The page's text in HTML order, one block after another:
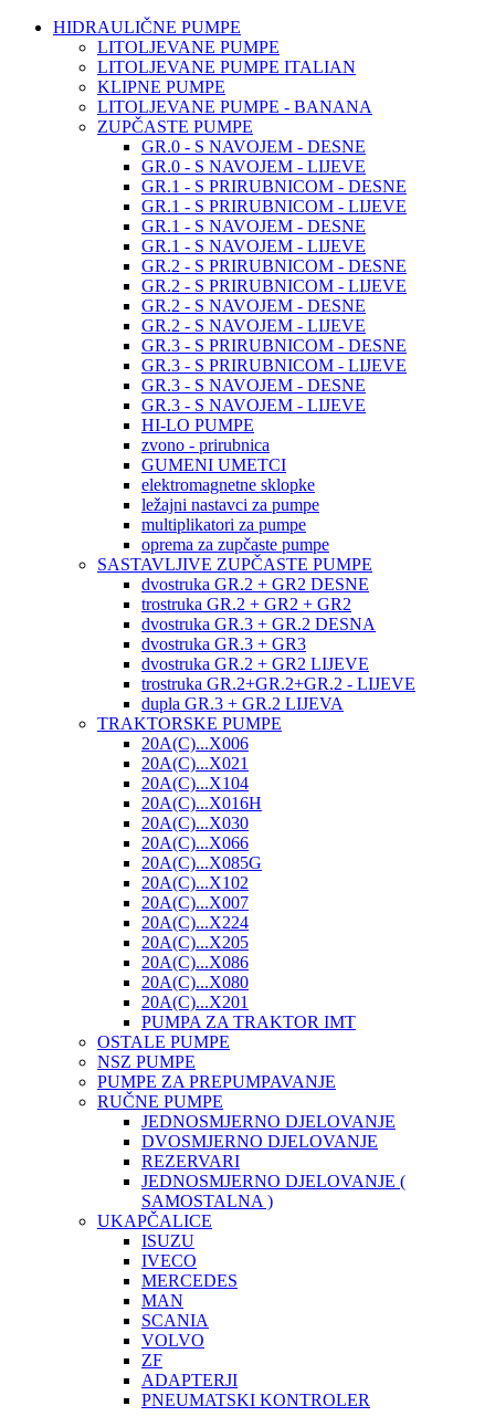
HIDRAULIČNE PUMPE
LITOLJEVANE PUMPE
LITOLJEVANE PUMPE ITALIAN
KLIPNE PUMPE
LITOLJEVANE PUMPE - BANANA
ZUPČASTE PUMPE
GR.0 - S NAVOJEM - DESNE
GR.0 - S NAVOJEM - LIJEVE
GR.1 - S PRIRUBNICOM - DESNE
GR.1 - S PRIRUBNICOM - LIJEVE
GR.1 - S NAVOJEM - DESNE
GR.1 - S NAVOJEM - LIJEVE
GR.2 - S PRIRUBNICOM - DESNE
GR.2 - S PRIRUBNICOM - LIJEVE
GR.2 - S NAVOJEM - DESNE
GR.2 - S NAVOJEM - LIJEVE
GR.3 - S PRIRUBNICOM - DESNE
GR.3 - S PRIRUBNICOM - LIJEVE
GR.3 - S NAVOJEM - DESNE
GR.3 - S NAVOJEM - LIJEVE
HI-LO PUMPE
zvono - prirubnica
GUMENI UMETCI
elektromagnetne sklopke
ležajni nastavci za pumpe
multiplikatori za pumpe
oprema za zupčaste pumpe
SASTAVLJIVE ZUPČASTE PUMPE
dvostruka GR.2 + GR2 DESNE
trostruka GR.2 + GR2 + GR2
dvostruka GR.3 + GR.2 DESNA
dvostruka GR.3 + GR3
dvostruka GR.2 + GR2 LIJEVE
trostruka GR.2+GR.2+GR.2 - LIJEVE
dupla GR.3 + GR.2 LIJEVA
TRAKTORSKE PUMPE
20A(C)...X006
20A(C)...X021
20A(C)...X104
20A(C)...X016H
20A(C)...X030
20A(C)...X066
20A(C)...X085G
20A(C)...X102
20A(C)...X007
20A(C)...X224
20A(C)...X205
20A(C)...X086
20A(C)...X080
20A(C)...X201
PUMPA ZA TRAKTOR IMT
OSTALE PUMPE
NSZ PUMPE
PUMPE ZA PREPUMPAVANJE
RUČNE PUMPE
JEDNOSMJERNO DJELOVANJE
DVOSMJERNO DJELOVANJE
REZERVARI
JEDNOSMJERNO DJELOVANJE (
SAMOSTALNA )
UKAPČALICE
ISUZU
IVECO
MERCEDES
MAN
SCANIA
VOLVO
ZF
ADAPTERJI
PNEUMATSKI KONTROLER